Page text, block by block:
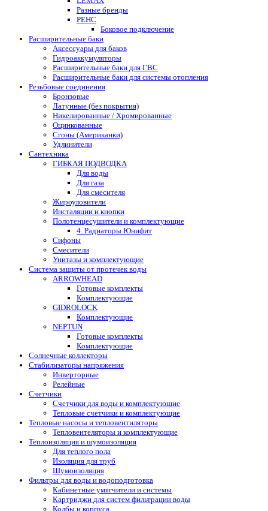
Разные бренды
РЕНС
Боковое подключение
Расширительные баки
Аксессуары для баков
Гидроаккумуляторы
Расширительные баки для ГВС
Расширительные баки для системы отопления
Резьбовые соединения
Бронзовые
Латунные (без покрытия)
Никелированные / Хромированные
Оцинкованные
Сгоны (Американки)
Удлинители
Сантехника
ГИБКАЯ ПОДВОДКА
Для воды
Для газа
Для смесителя
Жироуловители
Инсталяции и кнопки
Полотенцесушители и комплектующие
4. Радиаторы Юнифит
Сифоны
Смесители
Унитазы и комплектующие
Система защиты от протечек воды
ARROWHEAD
Готовые комплекты
Комплектующие
GIDROLOCK
Комплектующие
NEPTUN
Готовые комплекты
Комплектующие
Солнечные коллекторы
Стабилизаторы напряжения
Инверторные
Релейные
Счетчики
Счетчики для воды и комплектующие
Тепловые счетчики и комплектующие
Тепловые насосы и тепловентиляторы
Тепловентеляторы и комплектующие
Теплоизоляция и шумоизоляция
Для теплого пола
Изоляция для труб
Шумоизоляция
Фильтры для воды и водоподготовка
Кабинетные умягчители и системы
Картриджи для систем фильтрации воды
Колбы и корпуса